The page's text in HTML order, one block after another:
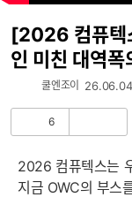
[2026 컴퓨텍
인 미친 대역폭
쿨엔조이
6
감
2026 컴퓨텍스는
지금 OWC의 부스